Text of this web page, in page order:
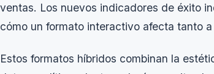
ventas. Los nuevos indicadores de éxito
cómo un formato interactivo afecta tanto
Estos formatos híbridos combinan la